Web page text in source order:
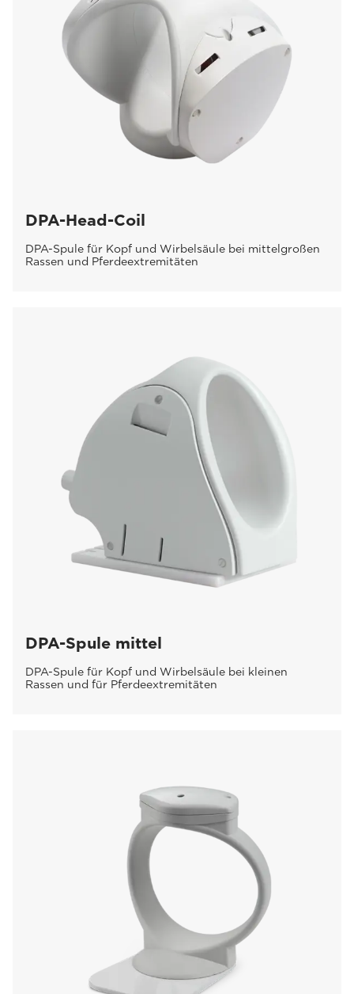
DPA-Head-Coil
DPA-Spule für Kopf und Wirbelsäule bei mittelgroßen
Rassen und Pferdeextremitäten
DPA-Spule mittel
DPA-Spule für Kopf und Wirbelsäule bei kleinen
Rassen und für Pferdeextremitäten